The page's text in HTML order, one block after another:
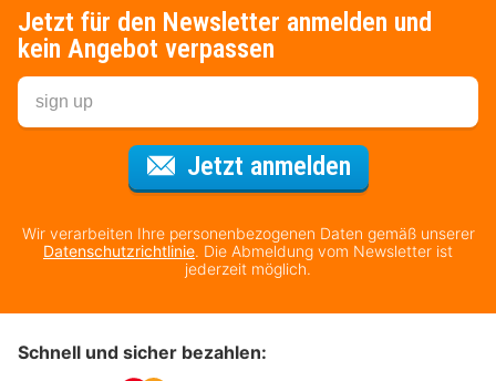
Jetzt für den Newsletter anmelden und
kein Angebot verpassen
Jetzt anmeldenFür den
Wir verarbeiten Ihre personenbezogenen Daten gemäß unserer
Datenschutzrichtlinie. Die Abmeldung vom Newsletter ist
jederzeit möglich.
Schnell und sicher bezahlen: